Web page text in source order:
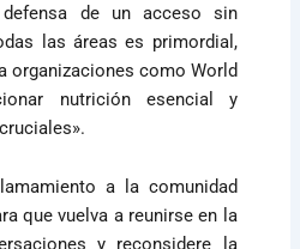
de un acceso sin
las áreas es primordial,
organizaciones como World
nutrición esencial y
a la comunidad
que vuelva a reunirse en la
y reconsidere la